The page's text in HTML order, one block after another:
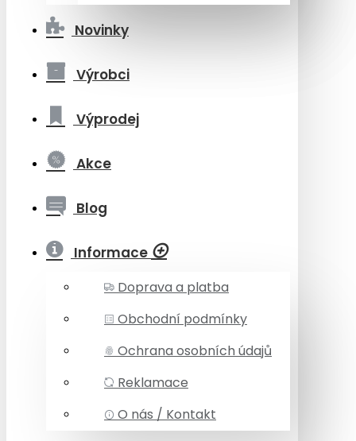
Novinky
Výrobci
Výprodej
Akce
Blog
Informace
Doprava a platba
Obchodní podmínky
Ochrana osobních údajů
Reklamace
O nás / Kontakt